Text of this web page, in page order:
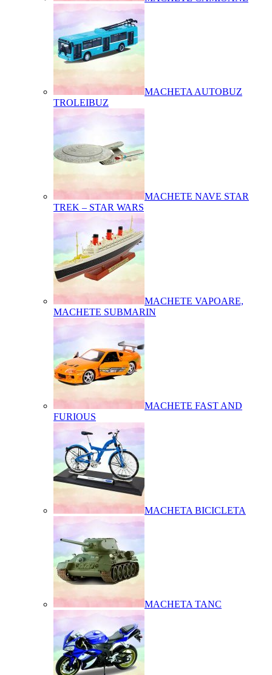
MACHETA AUTOBUZ
TROLEIBUZ
MACHETE NAVE STAR
TREK – STAR WARS
MACHETE VAPOARE,
MACHETE SUBMARIN
MACHETE FAST AND
FURIOUS
MACHETA BICICLETA
MACHETA TANC